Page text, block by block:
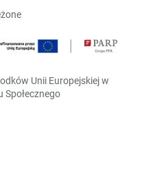
Unii Europejskiej w
Społecznego